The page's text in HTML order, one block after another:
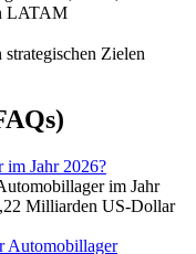
LATAM
Zielen
Jahr 2026?
im Jahr
Milliarden US-Dollar
Automobillager